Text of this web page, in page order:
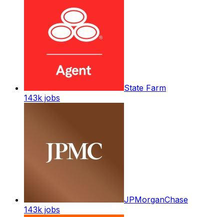
State Farm
143k jobs
JPMorganChase
143k jobs